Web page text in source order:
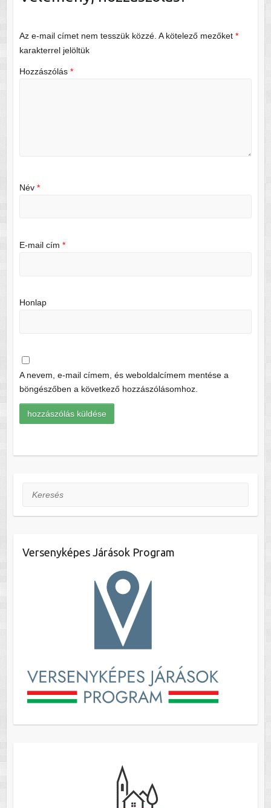
Az e-mail címet nem tesszük közzé. A kötelező mezőket *
karakterrel jelöltük
Hozzászólás *
Név *
E-mail cím *
Honlap
A nevem, e-mail címem, és weboldalcímem mentése a
böngészőben a következő hozzászólásomhoz.
Keresés
Versenyképes Járások Program